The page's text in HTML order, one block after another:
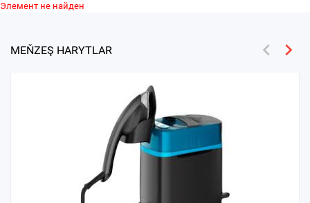
Элемент не найден
MEŇZEŞ HARYTLAR